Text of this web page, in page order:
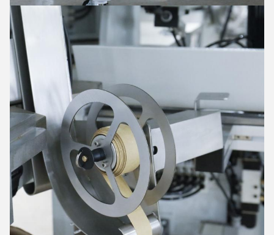
Hinterlass eine Nachricht
Wir rufen Sie bald zurück!